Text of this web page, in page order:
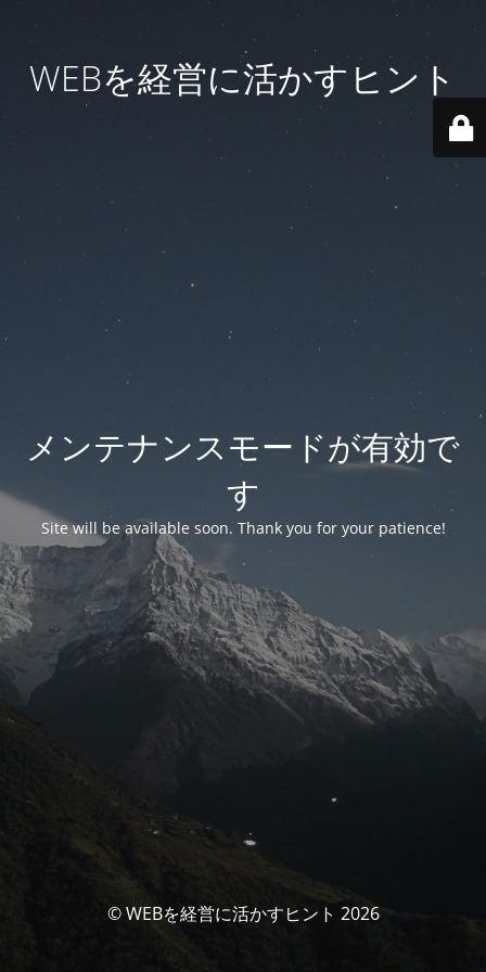
WEBを経営に活かすヒント
メンテナンスモードが有効で
す
Site will be available soon. Thank you for your patience!
© WEBを経営に活かすヒント 2026